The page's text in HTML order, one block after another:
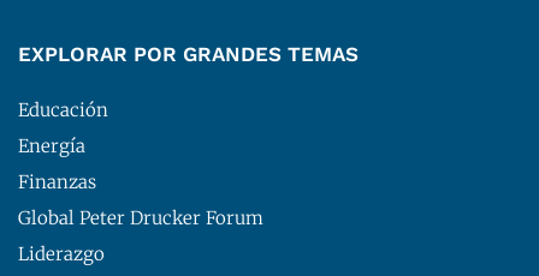
EXPLORAR POR GRANDES TEMAS
Educación
Energía
Finanzas
Global Peter Drucker Forum
Liderazgo